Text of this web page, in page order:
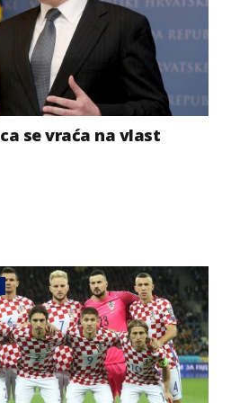
se vraća na vlast